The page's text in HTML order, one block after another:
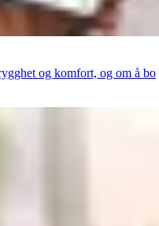
og komfort, og om å bo